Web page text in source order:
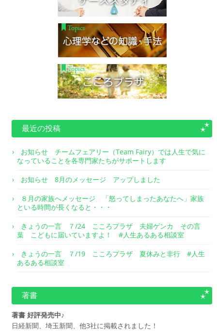
最近の投稿
お知らせ チームフェアリー（Team Fairy）では人生で気に
なっていることを各専門家たちがサポートします
お知らせ 8月のメッセージ アップしました
８月の家族へメッセージ 「怒ってしまったあなたへ」家族
といる時間が長くなると・・・
きょうの一言 ７/24 こころプラザ 夫婦ゲンカ その言
葉 こどもに届いていますよ！ #人生あるある相談室
きょうの一言 ７/19 こころプラザ 夏休みと非行 #人生
あるある相談室
著書
著書 好評発売中♪
日経新聞、埼玉新聞、他3社に掲載されました！